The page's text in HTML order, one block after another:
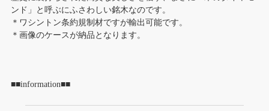
ンド」と呼ぶにふさわしい銘木なのです。
＊ワシントン条約規制材ですが輸出可能です。
＊画像のケースが納品となります。
■■information■■